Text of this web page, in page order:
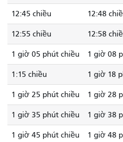
12:45 chiều 12:48
12:55 chiều 12:58
1 giờ 05 phút chiều 1 giờ 08
1:15 chiều 1 giờ 18
1 giờ 25 phút chiều 1 giờ 28
1 giờ 35 phút chiều 1 giờ 38
1 giờ 45 phút chiều 1 giờ 48